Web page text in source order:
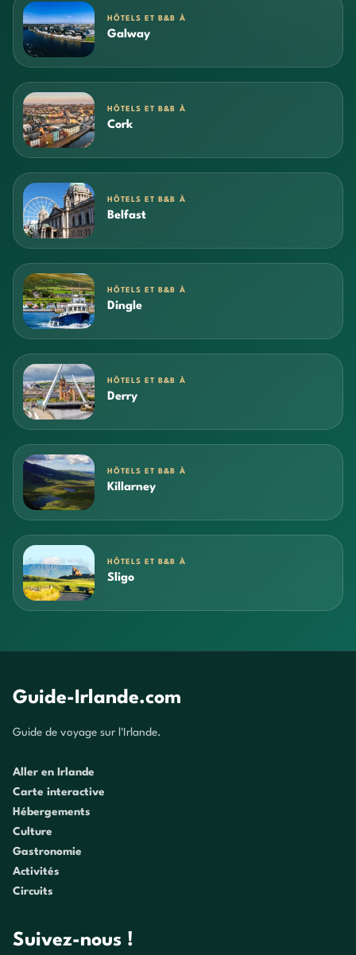
HÔTELS ET B&B À
Galway
HÔTELS ET B&B À
Cork
HÔTELS ET B&B À
Belfast
HÔTELS ET B&B À
Dingle
HÔTELS ET B&B À
Derry
HÔTELS ET B&B À
Killarney
HÔTELS ET B&B À
Sligo
Guide-Irlande.com
Guide de voyage sur l'Irlande.
Aller en Irlande
Carte interactive
Hébergements
Culture
Gastronomie
Activités
Circuits
Suivez-nous !